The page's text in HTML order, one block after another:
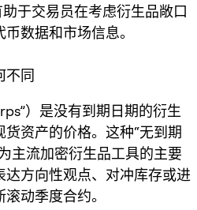
于交易员在考虑衍生品敞口
数据和市场信息。
不同
）是没有到期日期的衍生
货资产的价格。这种“无到期
主流加密衍生品工具的主要
方向性观点、对冲库存或进
动季度合约。